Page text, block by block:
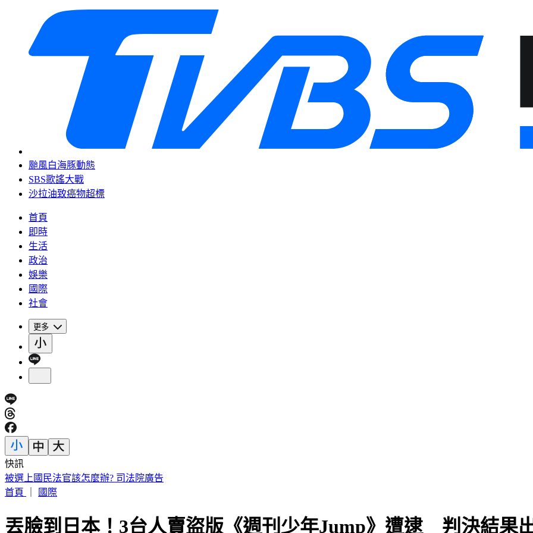
颱風白海豚動態
SBS歌謠大戰
沙拉油致癌物超標
首頁
即時
生活
政治
娛樂
國際
社會
更多
快訊
被選上國民法官該怎麼辦? 司法院廣告
首頁
國際
丟臉到日本！3台人賣盜版《週刊少年Jump》遭逮 判決結果